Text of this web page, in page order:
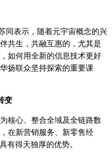
表示，随着元宇宙概念的兴
共生，共融互惠的，尤其是
如何用全新的信息技术更好
扬联众坚持探索的重要课
变
心、整合全域及全链路数
在新营销服务、新零售经
有得天独厚的优势。